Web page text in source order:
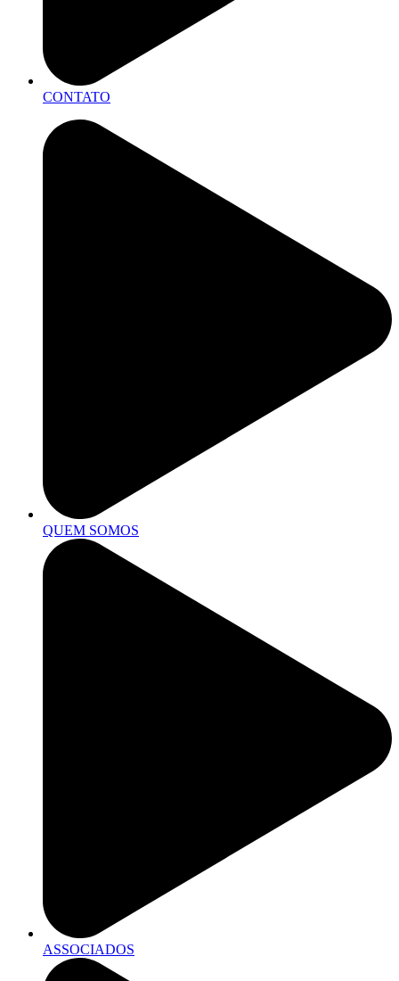
CONTATO
QUEM SOMOS
ASSOCIADOS